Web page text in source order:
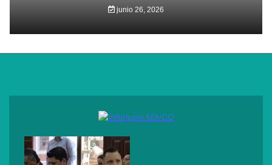
junio 26, 2026